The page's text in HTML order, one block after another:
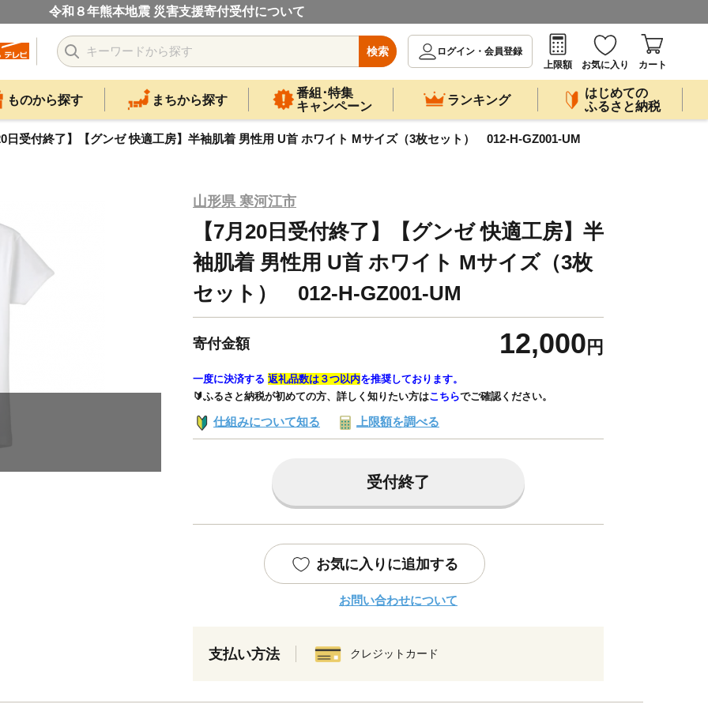
令和８年熊本地震 災害支援寄付受付について
検索
ログイン・会員登録
上限額
お気に入り カート
ものから探す まちから探す
番組･特集
キャンペーン
ランキング
はじめての
ふるさと納税
日受付終了】【グンゼ 快適工房】半袖肌着 男性用 U首 ホワイト Mサイズ（3枚セット） 012-H-GZ001-UM
山形県 寒河江市
【7月20日受付終了】【グンゼ 快適工房】半
袖肌着 男性用 U首 ホワイト Mサイズ（3枚
セット） 012-H-GZ001-UM
寄付金額 12,000 円
一度に決済する 返礼品数は３つ以内を推奨しております。
🔰ふるさと納税が初めての方、詳しく知りたい方はこちらでご確認ください。
仕組みについて知る 上限額を調べる
受付終了
お気に入りに追加する
お問い合わせについて
支払い方法 クレジットカード